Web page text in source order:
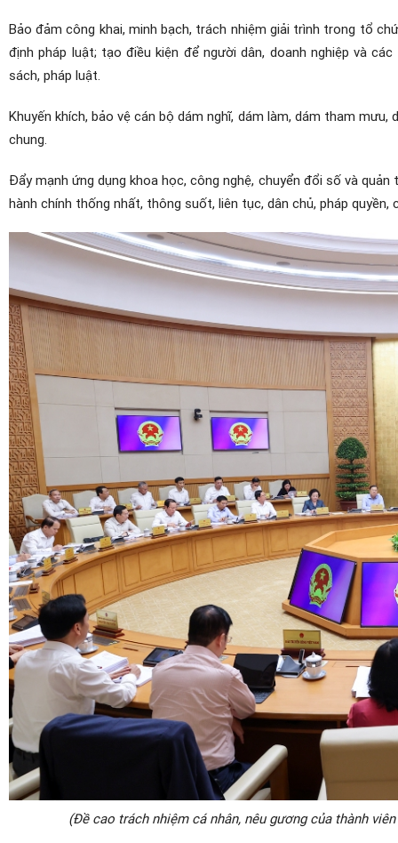
Bảo đảm công khai, minh bạch, trách nhiệm giải trình trong tổ
định pháp luật; tạo điều kiện để người dân, doanh nghiệp và
sách, pháp luật.
Khuyến khích, bảo vệ cán bộ dám nghĩ, dám làm, dám tham
chung.
Đẩy mạnh ứng dụng khoa học, công nghệ, chuyển đổi số và
hành chính thống nhất, thông suốt, liên tục, dân chủ, pháp quyền,
(Đề cao trách nhiệm cá nhân, nêu gương của thành